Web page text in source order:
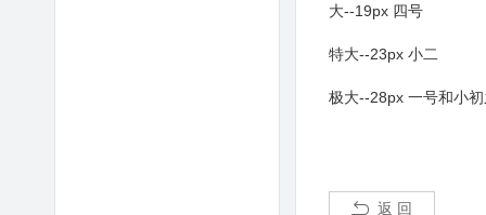
大--19px 四号
特大--23px 小二
极大--28px 一号和小
返 回